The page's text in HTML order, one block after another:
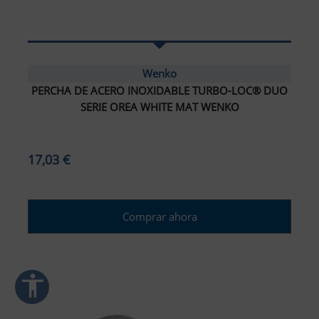
Wenko
PERCHA DE ACERO INOXIDABLE TURBO-LOC® DUO
SERIE OREA WHITE MAT WENKO
17,03 €
Comprar ahora
accessibility
colores
grande
(TDAH)
de Accesibilidad